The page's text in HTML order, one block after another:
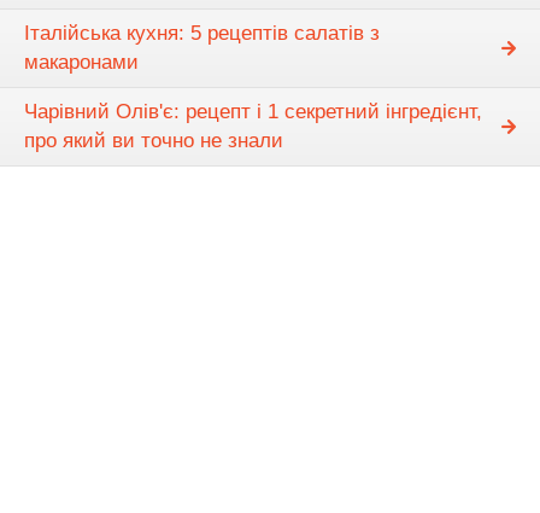
Італійська кухня: 5 рецептів салатів з
макаронами
Чарівний Олів'є: рецепт і 1 секретний інгредієнт,
про який ви точно не знали